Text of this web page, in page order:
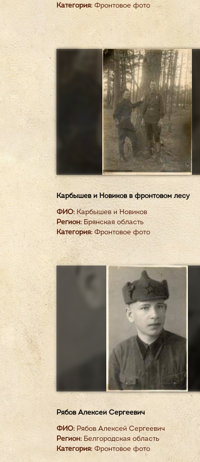
Категория: Фронтовое фото
Карбышев и Новиков в фронтовом лесу
ФИО: Карбышев и Новиков
Регион:Брянская область
Категория:Фронтовое фото
Рябов Алексей Сергеевич
ФИО: Рябов Алексей Сергеевич
Регион: Белгородская область
Категория: Фронтовое фото